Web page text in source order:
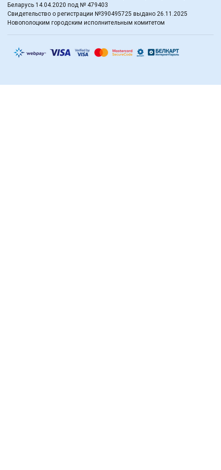
Беларусь 14.04.2020 под № 479403
Свидетельство о регистрации №390495725 выдано 26.11.2025
Новополоцким городским исполнительным комитетом